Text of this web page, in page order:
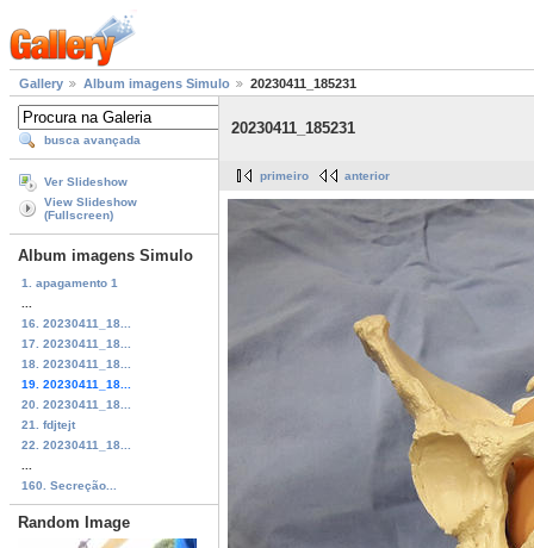
Gallery Album imagens Simulo 20230411_185231
busca avançada
Ver Slideshow
View Slideshow
(Fullscreen)
Album imagens Simulo
1. apagamento 1
16. 20230411_18...
17. 20230411_18...
18. 20230411_18...
19. 20230411_18...
20. 20230411_18...
21. fdjtejt
22. 20230411_18...
160. Secreção...
Random Image
20230411_185231
primeiro anterior